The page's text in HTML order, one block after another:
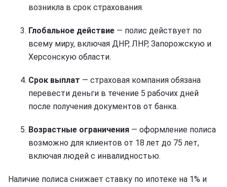
возникла в срок страхования.
Глобальное действие — полис действует по
всему миру, включая ДНР, ЛНР, Запорожскую и
Херсонскую области.
Срок выплат — страховая компания обязана
перевести деньги в течение 5 рабочих дней
после получения документов от банка.
Возрастные ограничения — оформление полиса
возможно для клиентов от 18 лет до 75 лет,
включая людей с инвалидностью.
Наличие полиса снижает ставку по ипотеке на 1% и